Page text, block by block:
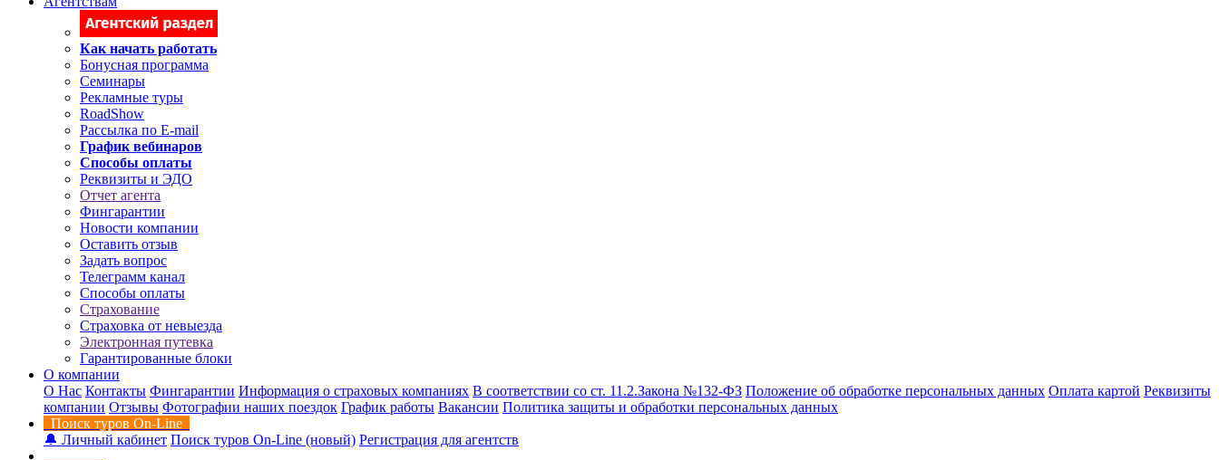
Как начать работать
Бонусная программа
Семинары
Рекламные туры
RoadShow
Рассылка по E-mail
График вебинаров
Способы оплаты
Реквизиты и ЭДО
Отчет агента
Фингарантии
Новости компании
Оставить отзыв
Задать вопрос
Телеграмм канал
Способы оплаты
Страхование
Страховка от невыезда
Электронная путевка
Гарантированные блоки
О компании
О Нас Контакты Фингарантии Информация о страховых компаниях В соответствии со ст. 11.2.Закона №132-ФЗ Положение об обработке персональных данных Оплата картой Реквизиты
компании Отзывы Фотографии наших поездок График работы Вакансии Политика защиты и обработки персональных данных
Поиск туров On-Line
🔔 Личный кабинет Поиск туров On-Line (новый) Регистрация для агентств